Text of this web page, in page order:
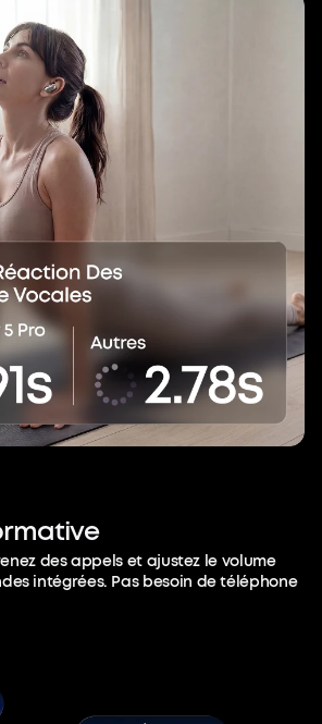
des appels et ajustez le volume
intégrées. Pas besoin de téléphone